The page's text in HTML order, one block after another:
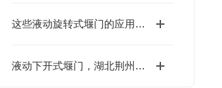
这些液动旋转式堰门的应用方式以及概述你一定要了解
液动下开式堰门，湖北荆州项目